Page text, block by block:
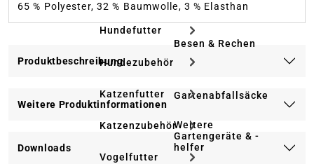
Hundefutter
Hundezubehör
Katzenfutter
Katzenzubehör
Vogelfutter
Besen & Rechen
Gartenabfallsäcke
Weitere
Gartengeräte & -
helfer
65 % Polyester, 32 % Baumwolle, 3 % Elasthan
Produktbeschreibung
Weitere Produktinformationen
Downloads